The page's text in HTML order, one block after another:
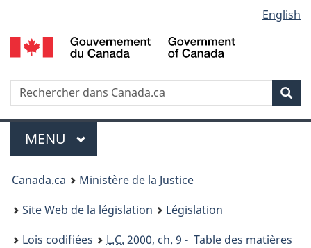
au
contenu
propos
de
la
HTML
simplifiée
selection
English
Recherche
Menu
MENU PRINCIPAL
You
are
here:
Canada.ca
Ministère de la Justice
Site Web de la législation
Législation
Lois codifiées
L.C. 2000, ch. 9 - Table des matières